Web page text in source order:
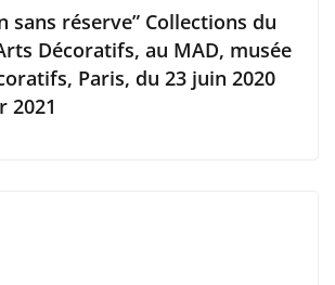
sans réserve” Collections du
Décoratifs, au MAD, musée
Paris, du 23 juin 2020
2021